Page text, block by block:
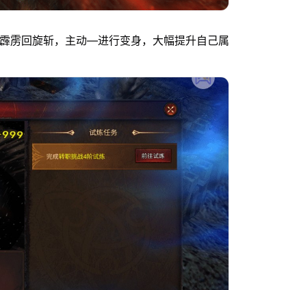
雳回旋斩，主动—进行变身，大幅提升自己属